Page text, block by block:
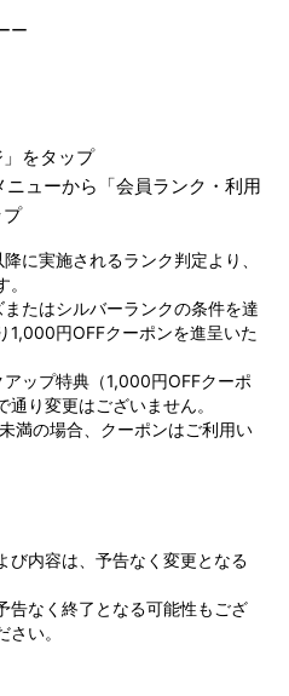
ー
をタップ
ューから「会員ランク・利用
プ
に実施されるランク判定より、
たはシルバーランクの条件を達
1,000円OFFクーポンを進呈いた
アップ特典（1,000円OFFクーポ
り変更はございません。
満の場合、クーポンはご利用い
び内容は、予告なく変更となる
告なく終了となる可能性もござ
い。